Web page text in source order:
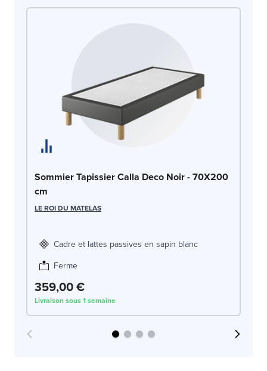
Sommier Tapissier Calla Deco Noir - 70X200
cm
LE ROI DU MATELAS
Cadre et lattes passives en sapin blanc
Ferme
359,00 €
Livraison sous 1 semaine